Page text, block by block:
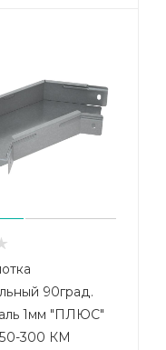
90град.
1мм "ПЛЮС"
300 КМ